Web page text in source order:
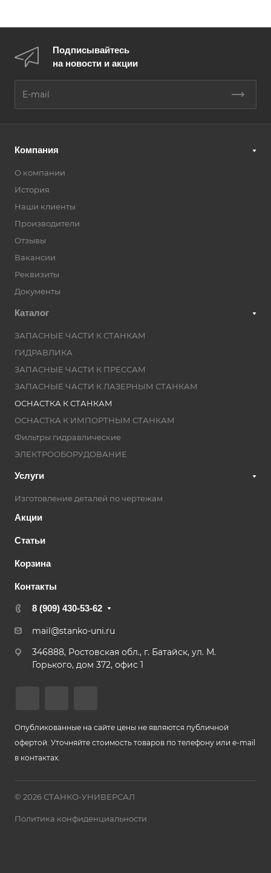
Подписывайтесь
на новости и акции
Компания
О компании
История
Наши клиенты
Производители
Отзывы
Вакансии
Реквизиты
Документы
Каталог
ЗАПАСНЫЕ ЧАСТИ К СТАНКАМ
ГИДРАВЛИКА
ЗАПАСНЫЕ ЧАСТИ К ПРЕССАМ
ЗАПАСНЫЕ ЧАСТИ К ЛАЗЕРНЫМ СТАНКАМ
ОСНАСТКА К СТАНКАМ
ОСНАСТКА К ИМПОРТНЫМ СТАНКАМ
Фильтры гидравлические
ЭЛЕКТРООБОРУДОВАНИЕ
Услуги
Изготовление деталей по чертежам
Акции
Статьи
Корзина
Контакты
8 (909) 430-53-62
mail@stanko-uni.ru
346888, Ростовская обл., г. Батайск, ул. М.
Горького, дом 372, офис 1
Опубликованные на сайте цены не являются публичной
офертой. Уточняйте стоимость товаров по телефону или e-mail
в контактах.
© 2026 СТАНКО-УНИВЕРСАЛ
Политика конфиденциальности